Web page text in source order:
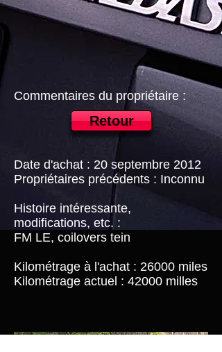
Commentaires du propriétaire :
Retour
Date d'achat : 20 septembre 2012
Propriétaires précédents : Inconnu
Histoire intéressante,
modifications, etc. :
FM LE, coilovers tein
Kilométrage à l'achat : 26000 miles
Kilométrage actuel : 42000 milles